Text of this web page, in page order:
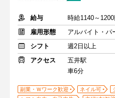
給与
時給1140～1200
雇用形態
アルバイト・パ
シフト
週2日以上
アクセス
五井駅
車6分
副業・Ｗワーク歓迎 ネイル可